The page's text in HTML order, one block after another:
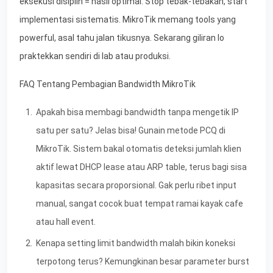
implementasi sistematis. MikroTik memang tools yang
powerful, asal tahu jalan tikusnya. Sekarang giliran lo
praktekkan sendiri di lab atau produksi.
FAQ Tentang Pembagian Bandwidth MikroTik
Apakah bisa membagi bandwidth tanpa mengetik IP
satu per satu? Jelas bisa! Gunain metode PCQ di
MikroTik. Sistem bakal otomatis deteksi jumlah klien
aktif lewat DHCP lease atau ARP table, terus bagi sisa
kapasitas secara proporsional. Gak perlu ribet input
manual, sangat cocok buat tempat ramai kayak cafe
atau hall event.
Kenapa setting limit bandwidth malah bikin koneksi
terpotong terus? Kemungkinan besar parameter burst